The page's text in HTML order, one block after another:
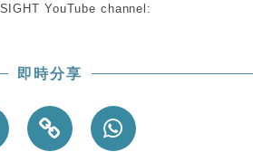
YouTube channel:
即時分享